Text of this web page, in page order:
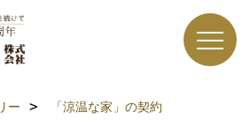
ー 「涼温な家」の契約